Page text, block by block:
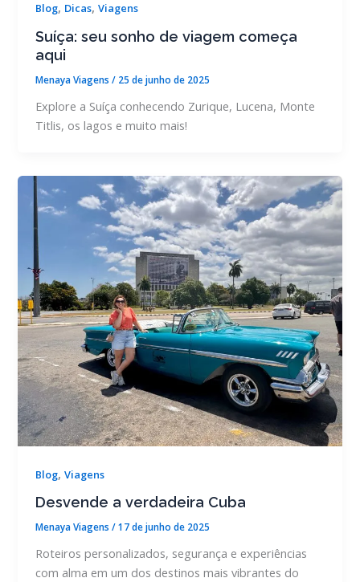
Blog, Dicas,Viagens
Suíça: seu sonho de viagem começa
aqui
Menaya Viagens/ 25 de junho de 2025
Explore a Suíça conhecendo Zurique, Lucena, Monte
Titlis, os lagos e muito mais!
Blog,Viagens
Desvende a verdadeira Cuba
Menaya Viagens/17 de junho de 2025
Roteiros personalizados, segurança e experiências
com alma em um dos destinos mais vibrantes do